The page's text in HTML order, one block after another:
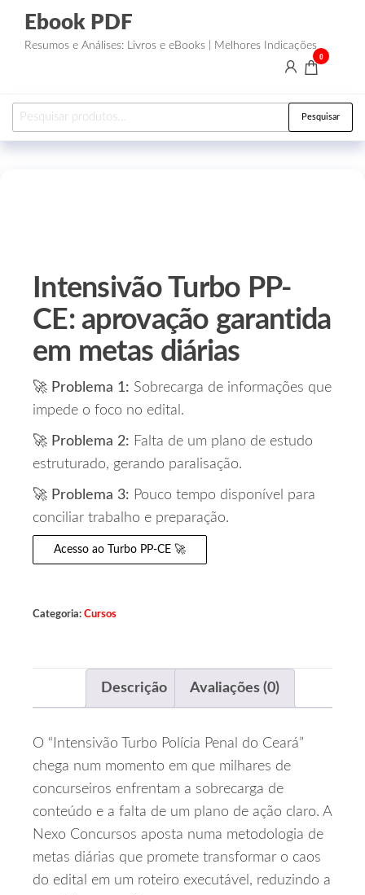
Ebook PDF
Resumos e Análises: Livros e eBooks | Melhores Indicações
0
Pesquisar
Intensivão Turbo PP-
CE: aprovação garantida
em metas diárias
🚀 Problema 1: Sobrecarga de informações que
impede o foco no edital.
🚀 Problema 2: Falta de um plano de estudo
estruturado, gerando paralisação.
🚀 Problema 3: Pouco tempo disponível para
conciliar trabalho e preparação.
Acesso ao Turbo PP-CE 🚀
Categoria: Cursos
Descrição Avaliações (0)
O “Intensivão Turbo Polícia Penal do Ceará”
chega num momento em que milhares de
concurseiros enfrentam a sobrecarga de
conteúdo e a falta de um plano de ação claro. A
Nexo Concursos aposta numa metodologia de
metas diárias que promete transformar o caos
do edital em um roteiro executável, reduzindo a